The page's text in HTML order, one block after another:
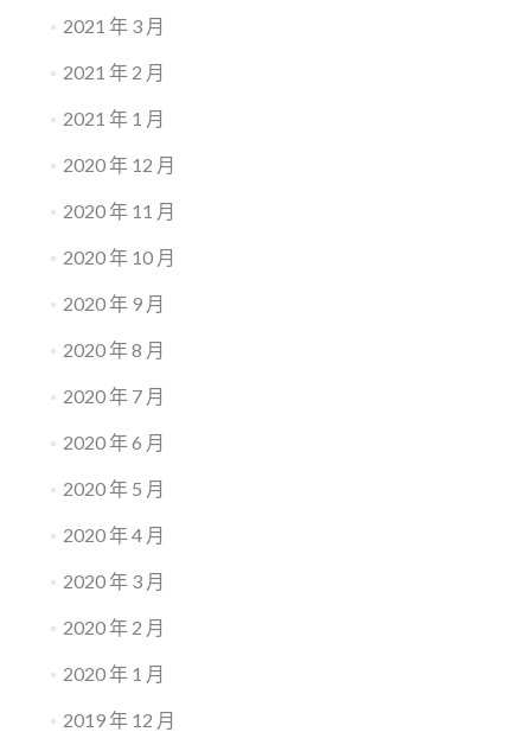
2021 年 3 月
2021 年 2 月
2021 年 1 月
2020 年 12 月
2020 年 11 月
2020 年 10 月
2020 年 9 月
2020 年 8 月
2020 年 7 月
2020 年 6 月
2020 年 5 月
2020 年 4 月
2020 年 3 月
2020 年 2 月
2020 年 1 月
2019 年 12 月